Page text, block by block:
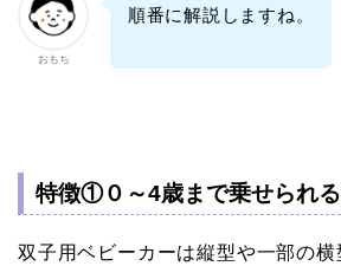
おもち
順番に解説しますね。
特徴①０～4歳まで乗せられる
双子用ベビーカーは縦型や一部の